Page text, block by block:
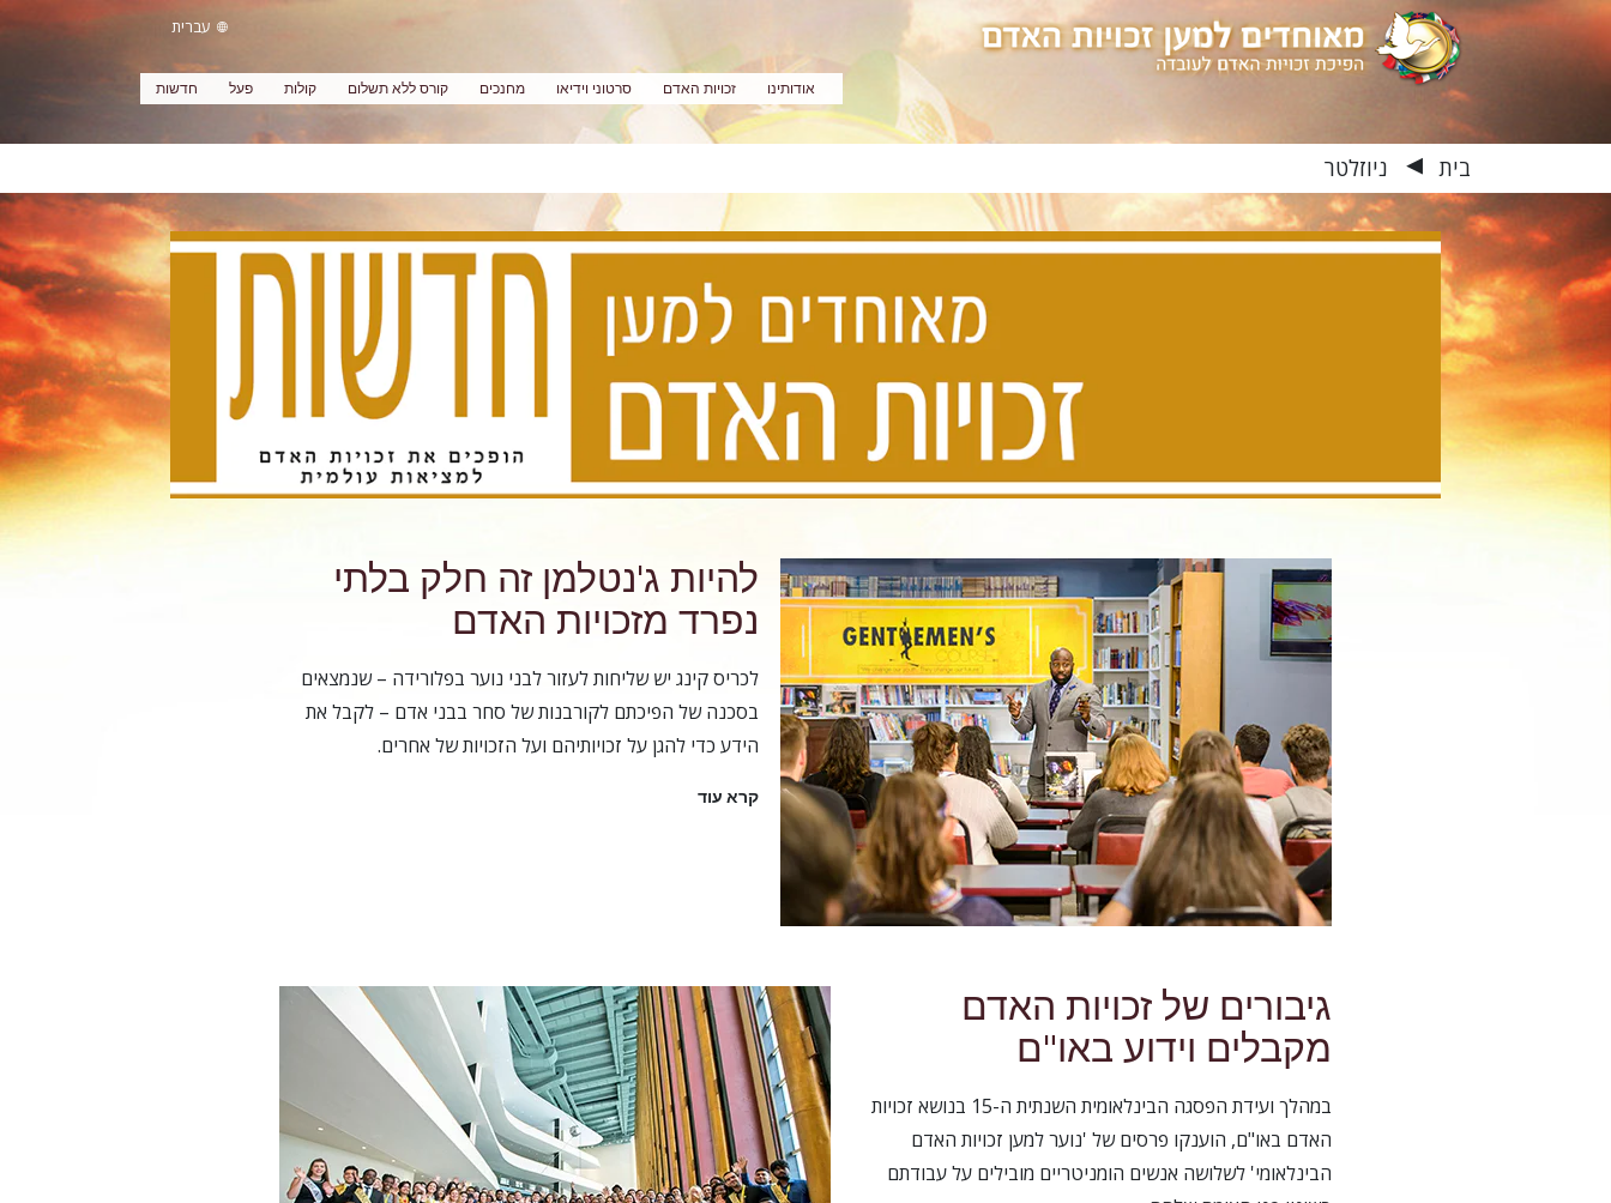
עברית
אודותינו זכויות האדם סרטוני וידיאו מחנכים קורס ללא תשלום קולות פעל חדשות
בית ▶ ניוזלטר
להיות ג'נטלמן זה חלק בלתי
נפרד מזכויות האדם
לכריס קינג יש שליחות לעזור לבני נוער בפלורידה – שנמצאים
בסכנה של הפיכתם לקורבנות של סחר בבני אדם – לקבל את
הידע כדי להגן על זכויותיהם ועל הזכויות של אחרים.
קרא עוד
גיבורים של זכויות האדם
מקבלים וידוע באו"ם
במהלך ועידת הפסגה הבינלאומית השנתית ה-15 בנושא זכויות
האדם באו"ם, הוענקו פרסים של 'נוער למען זכויות האדם
הבינלאומי' לשלושה אנשים הומניטריים מובילים על עבודתם